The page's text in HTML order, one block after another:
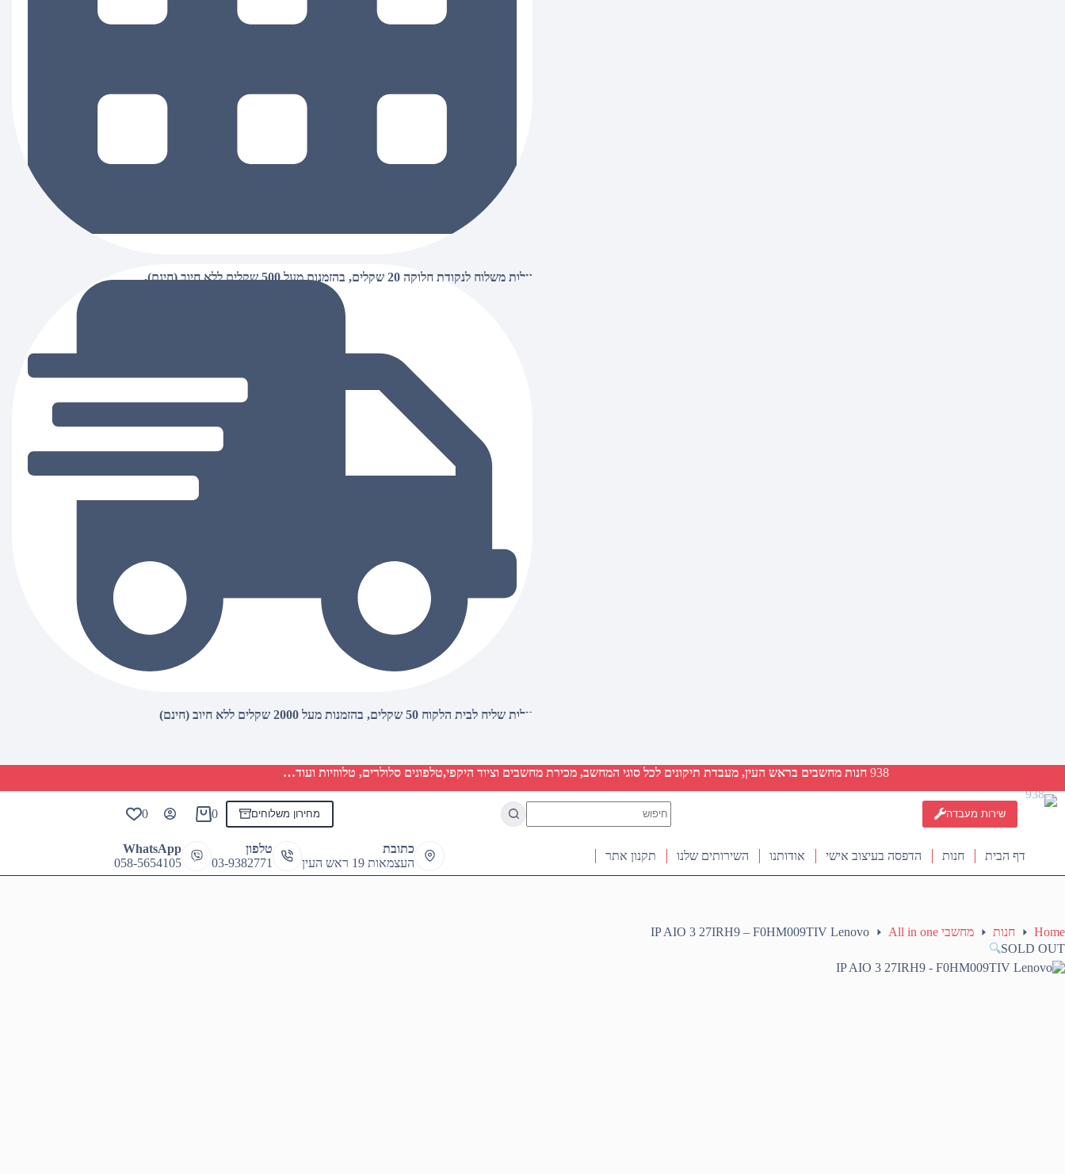
עלות משלוח לנקודת חלוקה 20 שקלים, בהזמנות מעל 500 שקלים ללא חיוב (חינם),
עלות שליח לבית הלקוח 50 שקלים, בהזמנות מעל 2000 שקלים ללא חיוב (חינם)
938 חנות מחשבים בראש העין, מעבדת תיקונים לכל סוגי המחשב, מכירת מחשבים וציוד היקפי,טלפונים סלולרים, טלווזיות ועוד…
שירות מעבדה
results
מחירון משלוחים
Shopping
0
0
דף הבית חנות הדפסה בעיצוב אישי אודותנו השירותים שלנו תקנון אתר
כתובת
העצמאות 19 ראש העין
טלפון
03-9382771
WhatsApp
058-5654105
Home חנות מחשבי All in one
IP AIO 3 27IRH9 – F0HM009TIV Lenovo
SOLD OUT
🔍